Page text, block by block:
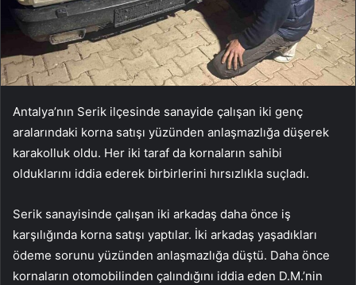
Antalya’nın Serik ilçesinde sanayide çalışan iki genç
aralarındaki korna satışı yüzünden anlaşmazlığa düşerek
karakolluk oldu. Her iki taraf da kornaların sahibi
olduklarını iddia ederek birbirlerini hırsızlıkla suçladı.
Serik sanayisinde çalışan iki arkadaş daha önce iş
karşılığında korna satışı yaptılar. İki arkadaş yaşadıkları
ödeme sorunu yüzünden anlaşmazlığa düştü. Daha önce
kornaların otomobilinden çalındığını iddia eden D.M.’nin